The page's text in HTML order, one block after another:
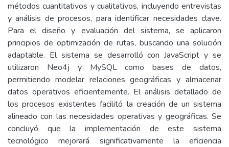
métodos cuantitativos y cualitativos, incluyendo entrevistas
y análisis de procesos, para identificar necesidades clave.
Para el diseño y evaluación del sistema, se aplicaron
principios de optimización de rutas, buscando una solución
adaptable. El sistema se desarrolló con JavaScript y se
utilizaron Neo4j y MySQL como bases de datos,
permitiendo modelar relaciones geográficas y almacenar
datos operativos eficientemente. El análisis detallado de
los procesos existentes facilitó la creación de un sistema
alineado con las necesidades operativas y geográficas. Se
concluyó que la implementación de este sistema
tecnológico mejorará significativamente la eficiencia